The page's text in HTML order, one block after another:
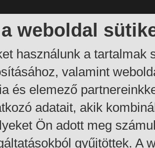
weboldal
használunk a tartalmak
valamint
és elemező
adatait, akik
Ön adott meg
gyűjtöttek. A